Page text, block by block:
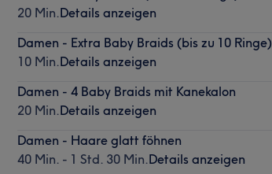
20 Min.Details anzeigen
Damen - Extra Baby Braids (bis zu 10 Ringe)
10 Min.Details anzeigen
Damen - 4 Baby Braids mit Kanekalon
20 Min.Details anzeigen
Damen - Haare glatt föhnen
40 Min. - 1 Std. 30 Min.Details anzeigen